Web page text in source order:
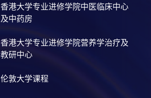
香港大学专业进修学院中医临床中心
及中药房
香港大学专业进修学院营养学治疗及
教研中心
伦敦大学课程